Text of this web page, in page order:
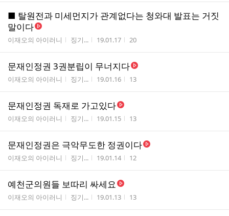
■ 탈원전과 미세먼지가 관계없다는 청와대 발표는 거짓
말이다
게시판명
이재오의 아이러니 작성자
징기... 작성시간
19.01.17 조회수
20
문재인정권 3권분립이 무너지다
게시판명
이재오의 아이러니 작성자
징기... 작성시간
19.01.16 조회수
13
문재인정권 독재로 가고있다
게시판명
이재오의 아이러니 작성자
징기... 작성시간
19.01.15 조회수
13
문재인정권은 극악무도한 정권이다
게시판명
이재오의 아이러니 작성자
징기... 작성시간
19.01.14 조회수
12
예천군의원들 보따리 싸세요
게시판명
이재오의 아이러니 작성자
징기... 작성시간
19.01.13 조회수
13